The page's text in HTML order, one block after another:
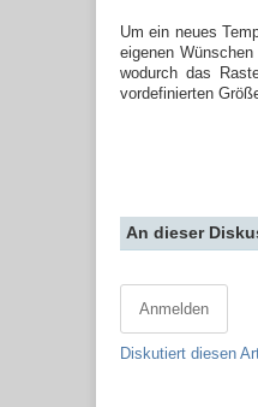
Um ein neues
eigenen
wodurch das
vordefinierten
An dieser
Anmelden
Diskutiert diesen